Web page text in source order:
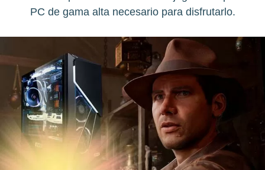
PC de gama alta necesario para disfrutarlo.